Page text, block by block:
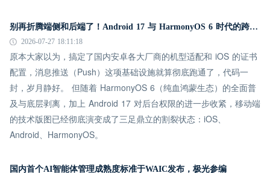
别再折腾端侧和后端了！Android 17 与 HarmonyOS 6 时代的跨平台推送指南
2026-07-27 18:11:18
原本大家以为，搞定了国内安卓各大厂商的机型适配和 iOS 的证书
配置，消息推送（Push）这项基础设施就算彻底跑通了，代码一
封，岁月静好。 但随着 HarmonyOS 6（纯血鸿蒙生态）的全面普
及与底层剥离，加上 Android 17 对后台权限的进一步收紧，移动端
的技术版图已经彻底演变成了三足鼎立的割裂状态：iOS、
Android、HarmonyOS。
国内首个AI智能体管理成熟度标准于WAIC发布，极光参编